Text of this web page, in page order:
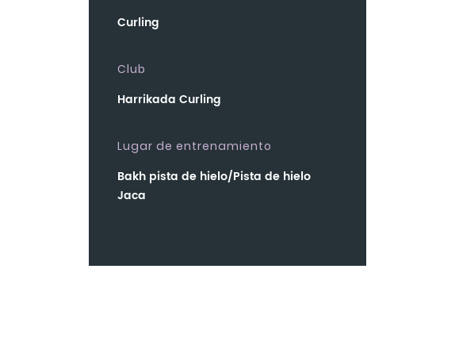
Curling
Club
Harrikada Curling
Lugar de entrenamiento
Bakh pista de hielo/Pista de hielo
Jaca